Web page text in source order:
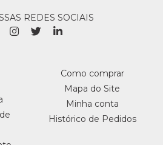
REDES SOCIAIS
Como comprar
Mapa do Site
Minha conta
Histórico de Pedidos